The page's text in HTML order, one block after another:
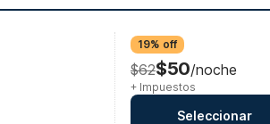
19% off
$62$50/noche
+ Impuestos
Seleccionar